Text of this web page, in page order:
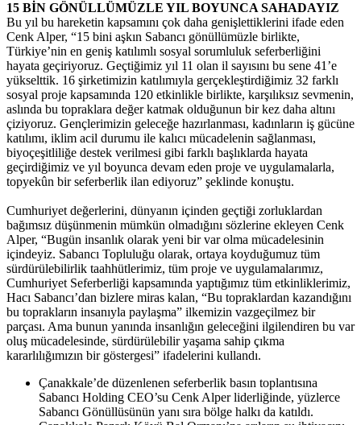
15 BİN GÖNÜLLÜMÜZLE YIL BOYUNCA SAHADAYIZ
Bu yıl bu hareketin kapsamını çok daha genişlettiklerini ifade eden
Cenk Alper, “15 bini aşkın Sabancı gönüllümüzle birlikte,
Türkiye’nin en geniş katılımlı sosyal sorumluluk seferberliğini
hayata geçiriyoruz. Geçtiğimiz yıl 11 olan il sayısını bu sene 41’e
yükselttik. 16 şirketimizin katılımıyla gerçekleştirdiğimiz 32 farklı
sosyal proje kapsamında 120 etkinlikle birlikte, karşılıksız sevmenin,
aslında bu topraklara değer katmak olduğunun bir kez daha altını
çiziyoruz. Gençlerimizin geleceğe hazırlanması, kadınların iş gücüne
katılımı, iklim acil durumu ile kalıcı mücadelenin sağlanması,
biyoçeşitliliğe destek verilmesi gibi farklı başlıklarda hayata
geçirdiğimiz ve yıl boyunca devam eden proje ve uygulamalarla,
topyekûn bir seferberlik ilan ediyoruz” şeklinde konuştu.
Cumhuriyet değerlerini, dünyanın içinden geçtiği zorluklardan
bağımsız düşünmenin mümkün olmadığını sözlerine ekleyen Cenk
Alper, “Bugün insanlık olarak yeni bir var olma mücadelesinin
içindeyiz. Sabancı Topluluğu olarak, ortaya koyduğumuz tüm
sürdürülebilirlik taahhütlerimiz, tüm proje ve uygulamalarımız,
Cumhuriyet Seferberliği kapsamında yaptığımız tüm etkinliklerimiz,
Hacı Sabancı’dan bizlere miras kalan, “Bu topraklardan kazandığını
bu toprakların insanıyla paylaşma” ilkemizin vazgeçilmez bir
parçası. Ama bunun yanında insanlığın geleceğini ilgilendiren bu var
oluş mücadelesinde, sürdürülebilir yaşama sahip çıkma
kararlılığımızın bir göstergesi” ifadelerini kullandı.
Çanakkale’de düzenlenen seferberlik basın toplantısına
Sabancı Holding CEO’su Cenk Alper liderliğinde, yüzlerce
Sabancı Gönüllüsünün yanı sıra bölge halkı da katıldı.